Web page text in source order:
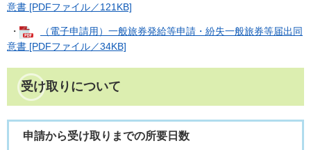
意書 [PDFファイル／121KB]
・
（電子申請用）一般旅券発給等申請・紛失一般旅券等届出同
意書 [PDFファイル／34KB]
受け取りについて
申請から受け取りまでの所要日数